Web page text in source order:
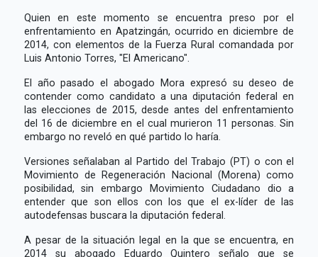
Quien en este momento se encuentra preso por el
enfrentamiento en Apatzingán, ocurrido en diciembre de
2014, con elementos de la Fuerza Rural comandada por
Luis Antonio Torres, "El Americano".
El año pasado el abogado Mora expresó su deseo de
contender como candidato a una diputación federal en
las elecciones de 2015, desde antes del enfrentamiento
del 16 de diciembre en el cual murieron 11 personas. Sin
embargo no reveló en qué partido lo haría.
Versiones señalaban al Partido del Trabajo (PT) o con el
Movimiento de Regeneración Nacional (Morena) como
posibilidad, sin embargo Movimiento Ciudadano dio a
entender que son ellos con los que el ex-líder de las
autodefensas buscara la diputación federal.
A pesar de la situación legal en la que se encuentra, en
2014 su abogado Eduardo Quintero señalo que se